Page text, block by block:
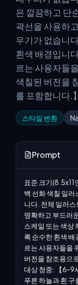
은 깔끔하고 단
곽선을 사용하
우기가 없습니
흰색 배경입니
르는 사용자들
색칠된 버전을
를 포함합니다.】
스타일 변환
Prompt
표준 크기(8.5x11
백 선화 색칠 일
니다. 전체 일러
명확하고 부드러
스케일 또는 색상
록 순수한 흰색
르는 사용자들을
버전을 참조용으
대상 청중: 【6-9
푸른 하늘과 흰 구